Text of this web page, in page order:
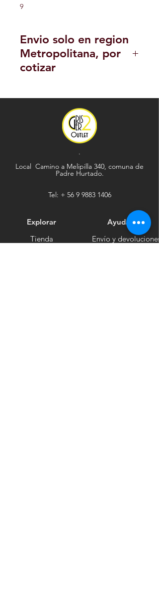
9
Envio solo en region
Metropolitana, por
cotizar
REEMBOLSO
.
Local Camino a Melipilla 340, comuna de
Padre Hurtado.
Tel: + 56 9 9883 1406
Explorar
Tienda
Ayuda
Envío y devoluciones